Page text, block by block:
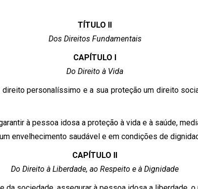
TÍTULO II
Dos Direitos Fundamentais
CAPÍTULO I
Do Direito à Vida
direito personalíssimo e a sua proteção um direito
à pessoa idosa a proteção à vida e à saúde,
envelhecimento saudável e em condições de
CAPÍTULO II
Do Direito à Liberdade, ao Respeito e à Dignidade